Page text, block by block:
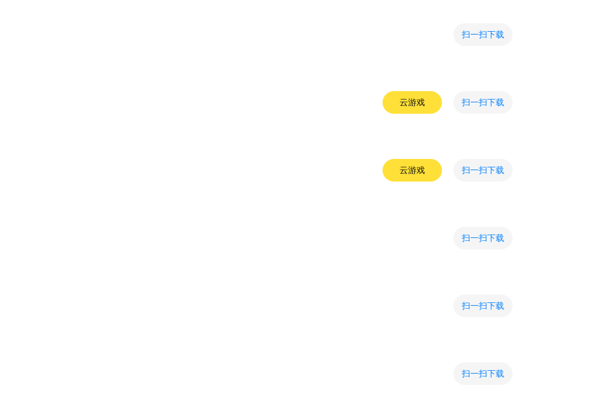
扫一扫下载
云游戏 扫一扫下载
云游戏 扫一扫下载
扫一扫下载
扫一扫下载
扫一扫下载